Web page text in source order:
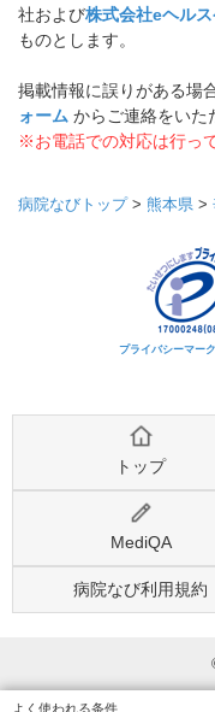
社および株式会社eヘル
ものとします。
掲載情報に誤りがある場
ォーム からご連絡をいた
※お電話での対応は行っ
病院なびトップ> 熊本県 >
プライバシーマー
トップ
MediQA
病院なび利用規約